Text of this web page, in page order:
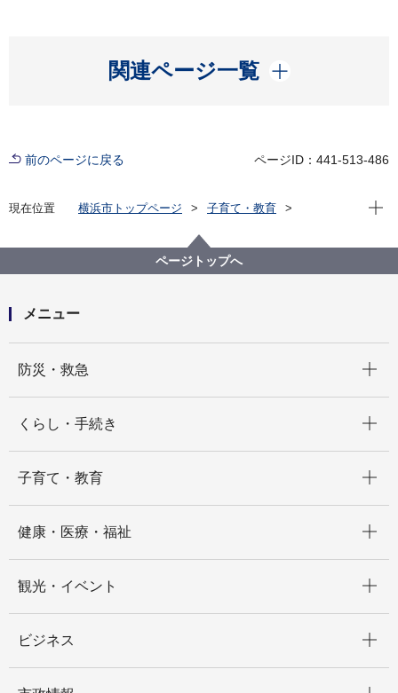
関連ページ一覧
開く
前のページに戻る ページID：441-513-486
現在位置 横浜市トップページ
子育て・教育
保育士確保の施策
保育士になりたい方向けの取組
現在
ページトップへ
メニュー
防災・救急
くらし・手続き
子育て・教育
健康・医療・福祉
観光・イベント
ビジネス